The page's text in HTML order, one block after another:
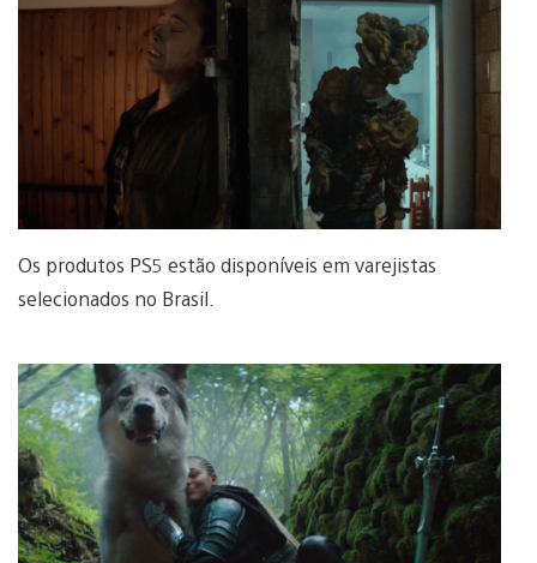
Os produtos PS5 estão disponíveis em varejistas
selecionados no Brasil.